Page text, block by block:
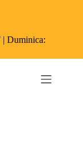
| Duminica: